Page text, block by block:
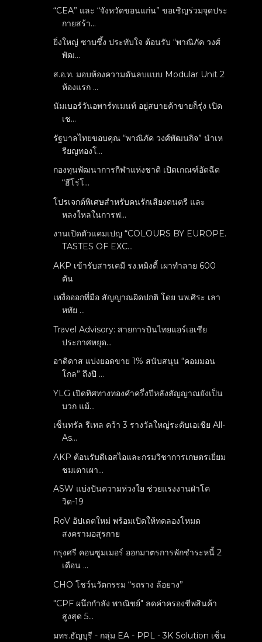
“CEA” และ “จังหวัดขอนแก่น” ขอเชิญร่วมจุดประ
กายสร้า...
ยิ่งใหญ่ ซาบซึ้ง ประทับใจ ต้อนรับ “พาณิภัค วงศ์
พัฒ...
ส.อ.ท. มอบห้องความดันลบแบบ Modular Unit 2
ห้องแรก ...
นัมเบอร์วันอพาร์ทเมนท์ อยู่สบายค้าขายก็รุ่ง เปิด
เช...
รัฐบาลไทยขอบคุณ “พาณิภัค วงศ์พัฒนกิจ” นำเห
รียญทองโ...
กองทุนพัฒนาการกีฬาแห่งชาติ เปิดเกณฑ์อัดฉีด
“ฮีโร่โ...
โปรเจกต์พิเศษสำหรับคนรักเสียงดนตรี และ
หลงใหลในการฟ...
งานเปิดตัวแคมเปญ “COLOURS BY EUROPE.
TASTES OF EXC...
AKP เข้ารับสารเคมี รง.หมิงตี้ เผาทำลาย 600
ตัน
เหงื่อออกที่มือ สัญญาณผิดปกติ โดย นพ.ศิระ เลา
หทัย ...
Travel Advisory: สายการบินไทยแอร์เอเชีย
ประกาศหยุด...
อาดิดาส แบ่งยอดขาย 1% สนับสนุน “คอมมอน
โกล” ถึงปี ...
YLG เปิดทิศทางทองคำครึ่งปีหลังสัญญาณยังเป็น
บวก แม้...
เซ็นทรัล รีเทล คว้า 3 รางวัลใหญ่ระดับเอเชีย All-
As...
AKP ต้อนรับดีเอสไอและกรมวิชาการเกษตรเยี่ยม
ชมเตาเผา...
ASW แบ่งปันความห่วงใย ช่วยแรงงานฝ่าโค
วิด-19
RoV อัปเดตใหม่ พร้อมเปิดให้ทดลองโหมด
สงครามอสุรกาย
กรุงศรี คอนซูมเมอร์ ออกมาตรการพักชำระหนี้ 2
เดือน ...
CHO โชว์นวัตกรรม “รถราง ล้อยาง”
"CPF ผนึกกำลัง พาณิชย์" ลดค่าครองชีพสินค้า
สูงสุด 5...
มทร.ธัญบุรี - กลุ่ม EA - PPL - 3K Solution เซ็น